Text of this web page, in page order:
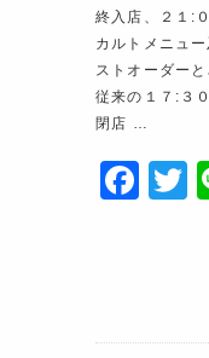
終入店、２１:
カルトメニュ
ストオーダー
従来の１７:３
閉店 …
F
b